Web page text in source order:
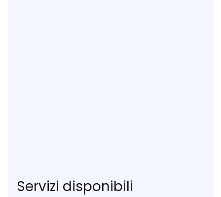
Servizi disponibili